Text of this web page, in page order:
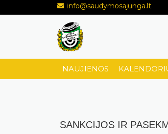
info@saudymosajunga.lt
NAUJIENOS
SANKCIJOS IR